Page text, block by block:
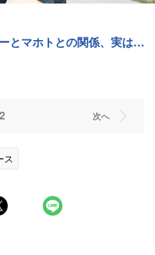
とマホトとの関係、実は…
次へ
ス